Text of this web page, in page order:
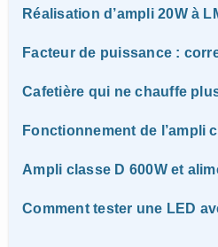
Réalisation d’ampli 20W à
Facteur de puissance :
Cafetière qui ne chauffe
Fonctionnement de l’ampli
Ampli classe D 600W et
Comment tester une LED